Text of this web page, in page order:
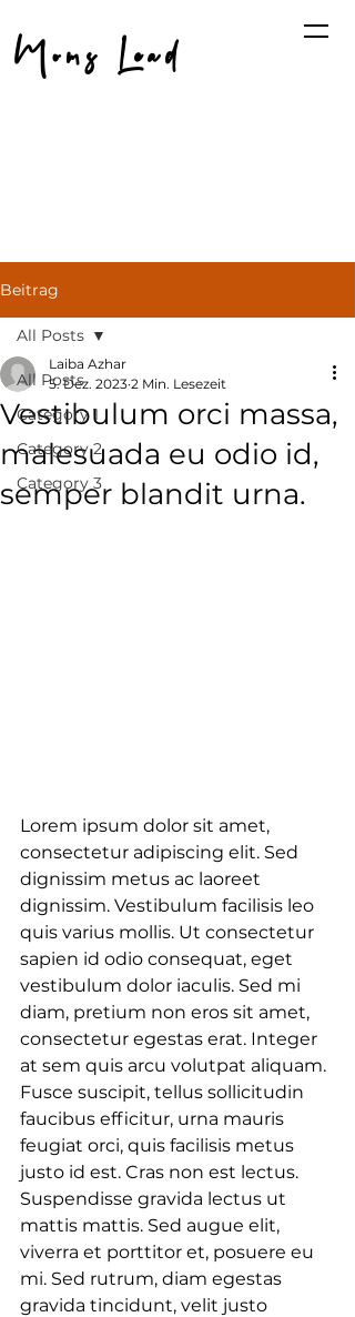
Moms Lead
Beitrag
All Posts
Category 1
Category 2
Category 3
All Posts
Vestibulum orci massa,
malesuada eu odio id,
semper blandit urna.
Laiba Azhar
5. Dez. 2023 2 Min. Lesezeit
Lorem ipsum dolor sit amet,
consectetur adipiscing elit. Sed
dignissim metus ac laoreet
dignissim. Vestibulum facilisis leo
quis varius mollis. Ut consectetur
sapien id odio consequat, eget
vestibulum dolor iaculis. Sed mi
diam, pretium non eros sit amet,
consectetur egestas erat. Integer
at sem quis arcu volutpat aliquam.
Fusce suscipit, tellus sollicitudin
faucibus efficitur, urna mauris
feugiat orci, quis facilisis metus
justo id est. Cras non est lectus.
Suspendisse gravida lectus ut
mattis mattis. Sed augue elit,
viverra et porttitor et, posuere eu
mi. Sed rutrum, diam egestas
gravida tincidunt, velit justo